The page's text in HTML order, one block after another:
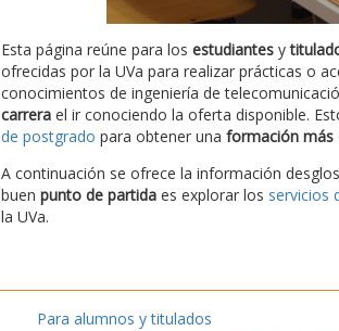
Esta página reúne para los estudiantesy
ofrecidas por la UVa para realizar prácticas o
conocimientos de ingeniería de
carrerael ir conociendo la oferta disponible.
de postgrado para obtener una formación más
A continuación se ofrece la información
buen punto de partidaes explorar los servicios
la UVa.
Para alumnos y titulados